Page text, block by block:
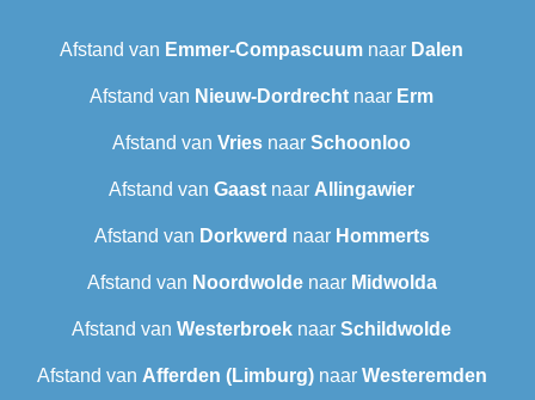
Afstand van Emmer-Compascuum naar Dalen
Afstand van Nieuw-Dordrecht naar Erm
Afstand van Vries naar Schoonloo
Afstand van Gaast naar Allingawier
Afstand van Dorkwerd naar Hommerts
Afstand van Noordwoldenaar Midwolda
Afstand van Westerbroek naar Schildwolde
Afstand van Afferden (Limburg)naar Westeremden